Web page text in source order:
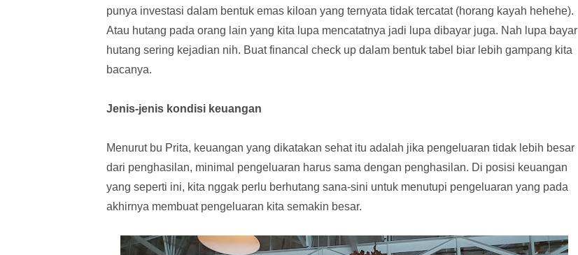
punya investasi dalam bentuk emas kiloan yang ternyata tidak tercatat (horang kayah hehehe).
Atau hutang pada orang lain yang kita lupa mencatatnya jadi lupa dibayar juga. Nah lupa bayar
hutang sering kejadian nih. Buat financal check up dalam bentuk tabel biar lebih gampang kita
bacanya.
Jenis-jenis kondisi keuangan
Menurut bu Prita, keuangan yang dikatakan sehat itu adalah jika pengeluaran tidak lebih besar
dari penghasilan, minimal pengeluaran harus sama dengan penghasilan. Di posisi keuangan
yang seperti ini, kita nggak perlu berhutang sana-sini untuk menutupi pengeluaran yang pada
akhirnya membuat pengeluaran kita semakin besar.